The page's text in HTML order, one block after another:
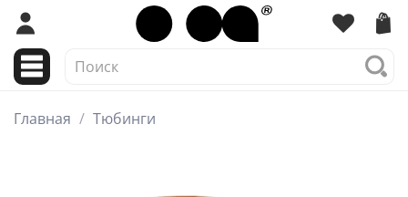
Главная Тюбинги